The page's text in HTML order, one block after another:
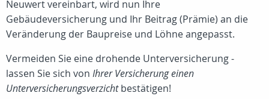
Neuwert vereinbart, wird nun Ihre
Gebäudeversicherung und Ihr Beitrag (Prämie) an die
Veränderung der Baupreise und Löhne angepasst.
Vermeiden Sie eine drohende Unterversicherung -
lassen Sie sich von Ihrer Versicherung einen
Unterversicherungsverzichtbestätigen!